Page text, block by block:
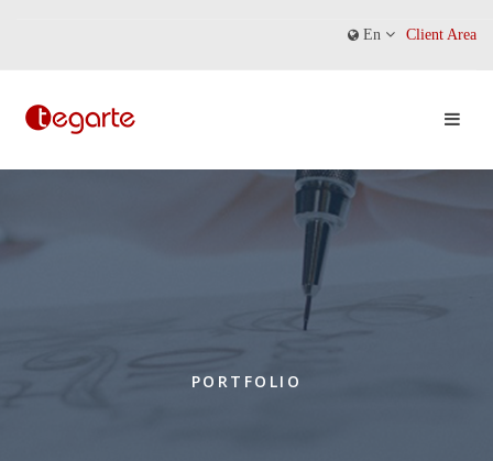
En Client Area
PORTFOLIO